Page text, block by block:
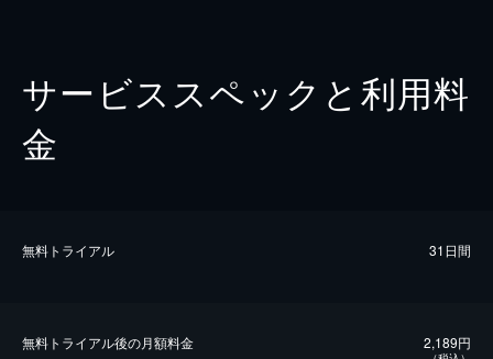
サービススペックと利用料
金
無料トライアル 31日間
無料トライアル後の⽉額料金 2,189円